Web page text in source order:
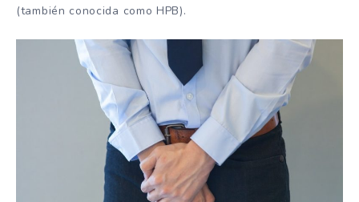
(también conocida como HPB).